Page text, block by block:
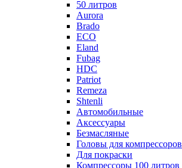
50 литров
Aurora
Brado
ECO
Eland
Fubag
HDC
Patriot
Remeza
Shtenli
Автомобильные
Аксессуары
Безмасляные
Головы для компрессоров
Для покраски
Компрессоры 100 литров